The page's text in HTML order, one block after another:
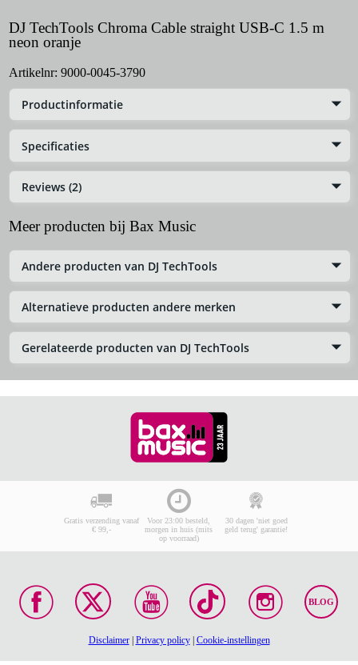
DJ TechTools Chroma Cable straight USB-C 1.5 m
neon oranje
Artikelnr: 9000-0045-3790
Productinformatie
Specificaties
Reviews (2)
Meer producten bij Bax Music
Andere producten van DJ TechTools
Alternatieve producten andere merken
Gerelateerde producten van DJ TechTools
Gratis verzending vanaf
€ 99,-
Voor 23:00 besteld,
morgen in huis (mits
op voorraad)
30 dagen 'niet goed
geld terug' garantie!
BLOG
Disclaimer| Privacy policy| Cookie-instellingen